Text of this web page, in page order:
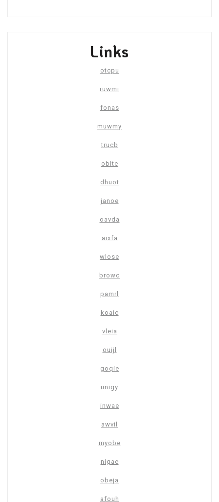
Links
otcpu
ruwmi
fonas
muwmy
trucb
oblte
dhuot
janoe
oavda
aixfa
wlose
browc
pamrl
koaic
vleia
ouijl
goqie
unigy
inwae
awvil
myobe
nigae
obeja
afouh